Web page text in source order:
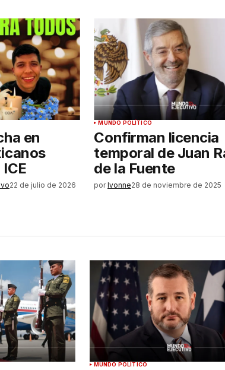
en
22 de julio de 2026
MUNDO POLÍTICO
Confirman licencia
temporal de Juan
de la Fuente
por Ivonne28 de noviembre de 2025
MUNDO POLÍTICO